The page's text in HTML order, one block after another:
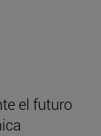
el futuro